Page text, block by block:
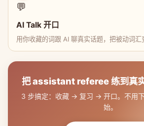
💬
AI Talk 开口
用你收藏的词跟 AI 聊真实话题，把被动词汇
把 assistant referee 练到真
3 步搞定：收藏 → 复习 → 开口。不用
始。